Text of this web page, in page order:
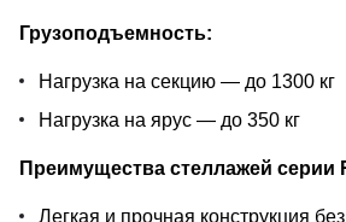
Грузоподъемность:
Нагрузка на секцию — до 1300 кг
Нагрузка на ярус — до 350 кг
Преимущества стеллажей серии
Легкая и прочная конструкция